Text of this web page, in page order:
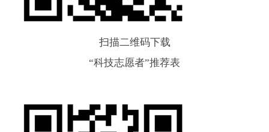
扫描二维码下载
“科技志愿者”推荐表